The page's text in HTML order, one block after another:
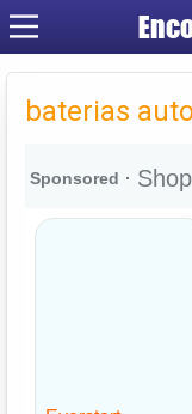
baterias